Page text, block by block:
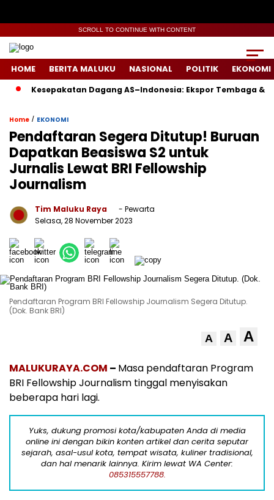
SCROLL TO CONTINUE WITH CONTENT
HOME BERITA MALUKU NASIONAL POLITIK EKONOMI
Kesepakatan Dagang AS–Indonesia: Ekspor Tembaga & Boeing
Home / EKONOMI
Pendaftaran Segera Ditutup! Buruan
Dapatkan Beasiswa S2 untuk
Jurnalis Lewat BRI Fellowship
Journalism
Tim Maluku Raya
- Pewarta
Selasa, 28 November 2023
Pendaftaran Program BRI Fellowship Journalism Segera Ditutup.
(Dok. Bank BRI)
A A A
MALUKURAYA.COM – Masa pendaftaran Program
BRI Fellowship Journalism tinggal menyisakan
beberapa hari lagi.
Yuks, dukung promosi kota/kabupaten Anda di media
online ini dengan bikin konten artikel dan cerita seputar
sejarah, asal-usul kota, tempat wisata, kuliner tradisional,
dan hal menarik lainnya. Kirim lewat WA Center:
085315557788.